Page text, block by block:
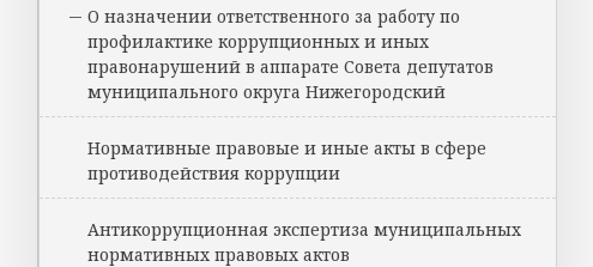
О назначении ответственного за работу по
профилактике коррупционных и иных
правонарушений в аппарате Совета депутатов
муниципального округа Нижегородский
Нормативные правовые и иные акты в сфере
противодействия коррупции
Антикоррупционная экспертиза муниципальных
нормативных правовых актов